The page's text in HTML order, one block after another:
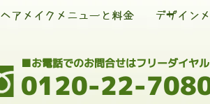
ヘアメイクメニューと料金 デザイン
0120-22-
■お電話でのお問合せはフリーダイヤル